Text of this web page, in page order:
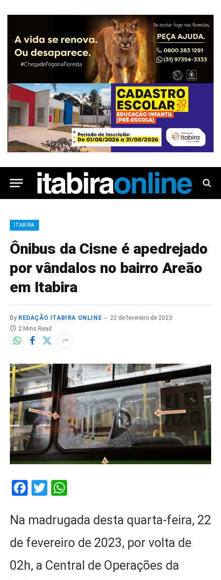
ITABIRA
Ônibus da Cisne é apedrejado
por vândalos no bairro Areão
em Itabira
By REDAÇÃO ITABIRA ONLINE
22 de fevereiro de 2023
2 Mins Read
Facebook
Twitter
Na madrugada desta quarta-feira, 22
de fevereiro de 2023, por volta de
02h, a Central de Operações da